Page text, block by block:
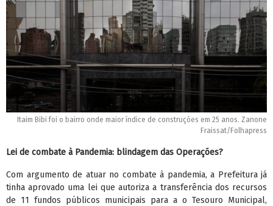
Itaim Bibi foi o bairro onde maior índice de construções em 25 anos. Zanone
Fraissat/Folhapress
Lei de combate à Pandemia: blindagem das Operações?
Com argumento de atuar no combate à pandemia, a Prefeitura já
tinha aprovado uma lei que autoriza a transferência dos recursos
de 11 fundos públicos municipais para a o Tesouro Municipal,